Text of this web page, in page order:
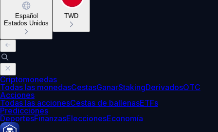
Español
Estados Unidos
TWD
Criptomonedas
Todas las monedasCestasGanarStakingDerivadosOTC
Acciones
Todas las accionesCestas de ballenasETFs
Predicciones
DeportesFinanzasEleccionesEconomía